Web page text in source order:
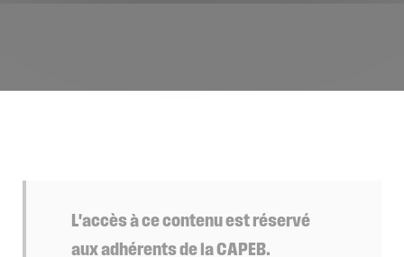
L'accès à ce contenu est réservé
aux adhérents de la CAPEB.